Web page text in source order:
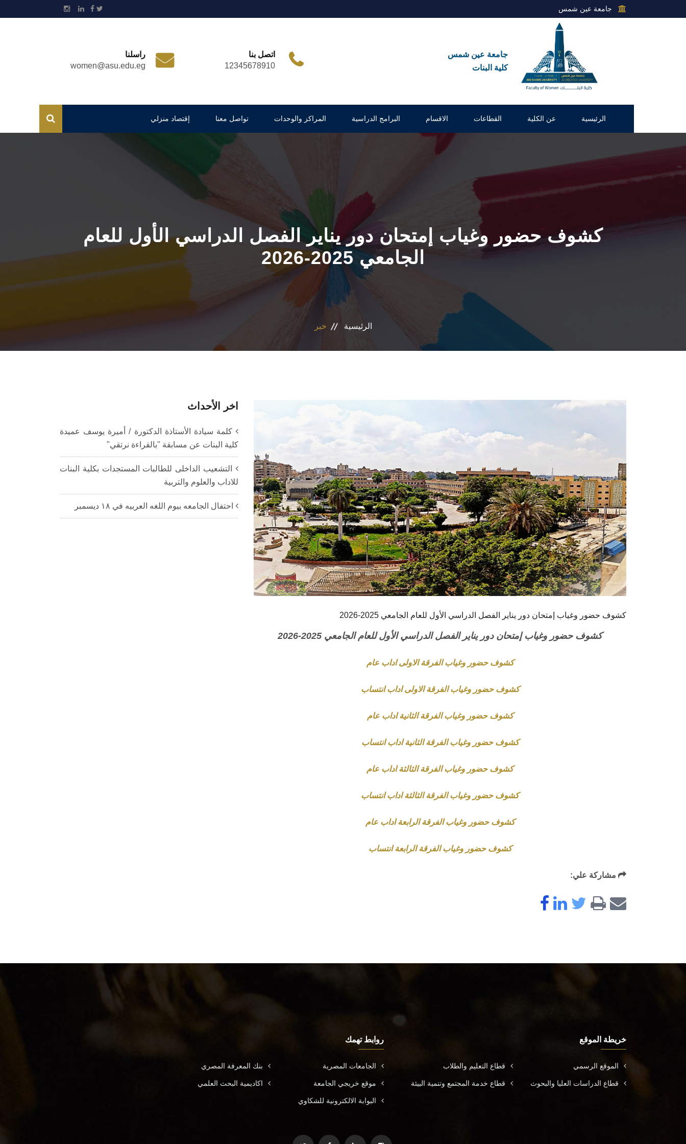
جامعة عين شمس
جامعة عين شمس
كلية البنات
اتصل بنا
12345678910
راسلنا
women@asu.edu.eg
الرئيسية عن الكلية القطاعات الاقسام البرامج الدراسية المراكز والوحدات تواصل معنا إقتصاد منزلي
كشوف حضور وغياب إمتحان دور يناير الفصل الدراسي الأول للعام
الجامعي 2025-2026
الرئيسية خبر
كشوف حضور وغياب إمتحان دور يناير الفصل الدراسي الأول للعام الجامعي 2025-2026
كشوف حضور وغياب إمتحان دور يناير الفصل الدراسي الأول للعام الجامعي 2025-2026
كشوف حضور وغياب الفرقة الاولى اداب عام
كشوف حضور وغياب الفرقة الاولى اداب انتساب
كشوف حضور وغياب الفرقة الثانية اداب عام
كشوف حضور وغياب الفرقة الثانية اداب انتساب
كشوف حضور وغياب الفرقة الثالثة اداب عام
كشوف حضور وغياب الفرقة الثالثة اداب انتساب
كشوف حضور وغياب الفرقة الرابعة اداب عام
كشوف حضور وغياب الفرقة الرابعة انتساب
مشاركة علي:
اخر الأحداث
كلمة سيادة الأستاذة الدكتورة / أميرة يوسف عميدة
كلية البنات عن مسابقة "بالقراءة نرتقي"
التشعيب الداخلى للطالبات المستجدات بكلية البنات
للاداب والعلوم والتربية
احتفال الجامعه بيوم اللغه العربيه في ١٨ ديسمبر
خريطة الموقع
الموقع الرسمي قطاع التعليم والطلاب
قطاع الدراسات العليا والبحوث قطاع خدمة المجتمع وتنمية البيئة
روابط تهمك
الجامعات المصرية بنك المعرفة المصري
موقع خريجي الجامعة اكاديمية البحث العلمي
البوابة الالكترونية للشكاوي